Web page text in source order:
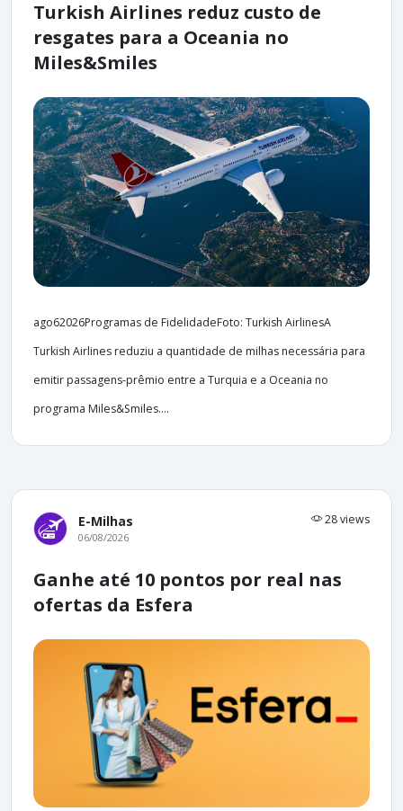
Turkish Airlines reduz custo de
resgates para a Oceania no
Miles&Smiles
ago62026Programas de FidelidadeFoto: Turkish AirlinesA
Turkish Airlines reduziu a quantidade de milhas necessária para
emitir passagens-prêmio entre a Turquia e a Oceania no
programa Miles&Smiles....
E-Milhas 28 views
06/08/2026
Ganhe até 10 pontos por real nas
ofertas da Esfera